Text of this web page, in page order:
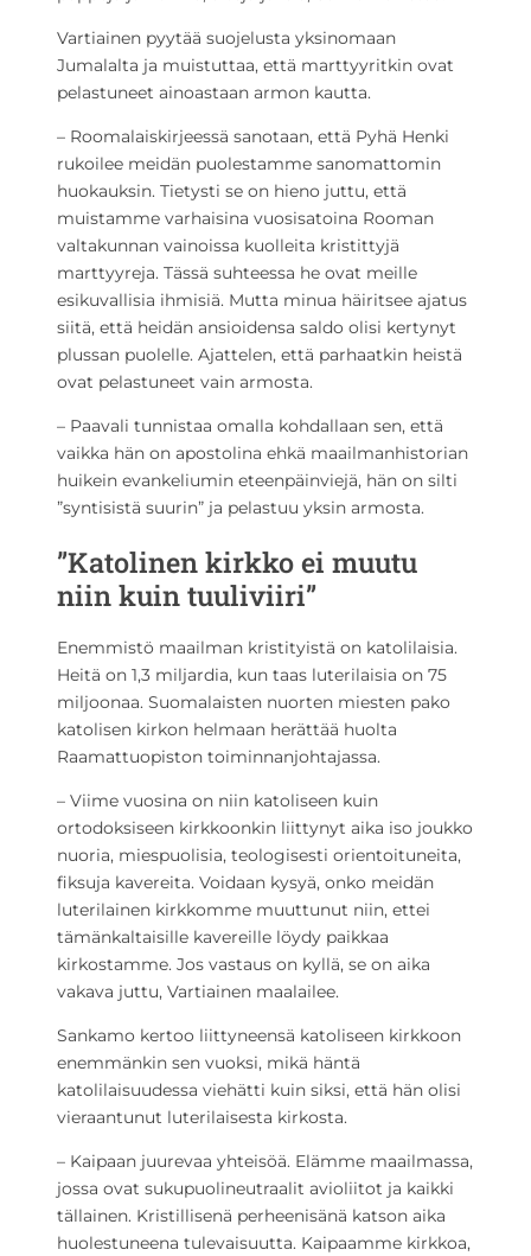
Vartiainen pyytää suojelusta yksinomaan
Jumalalta ja muistuttaa, että marttyyritkin ovat
pelastuneet ainoastaan armon kautta.
– Roomalaiskirjeessä sanotaan, että Pyhä Henki
rukoilee meidän puolestamme sanomattomin
huokauksin. Tietysti se on hieno juttu, että
muistamme varhaisina vuosisatoina Rooman
valtakunnan vainoissa kuolleita kristittyjä
marttyyreja. Tässä suhteessa he ovat meille
esikuvallisia ihmisiä. Mutta minua häiritsee ajatus
siitä, että heidän ansioidensa saldo olisi kertynyt
plussan puolelle. Ajattelen, että parhaatkin heistä
ovat pelastuneet vain armosta.
– Paavali tunnistaa omalla kohdallaan sen, että
vaikka hän on apostolina ehkä maailmanhistorian
huikein evankeliumin eteenpäinviejä, hän on silti
”syntisistä suurin” ja pelastuu yksin armosta.
”Katolinen kirkko ei muutu
niin kuin tuuliviiri”
Enemmistö maailman kristityistä on katolilaisia.
Heitä on 1,3 miljardia, kun taas luterilaisia on 75
miljoonaa. Suomalaisten nuorten miesten pako
katolisen kirkon helmaan herättää huolta
Raamattuopiston toiminnanjohtajassa.
– Viime vuosina on niin katoliseen kuin
ortodoksiseen kirkkoonkin liittynyt aika iso joukko
nuoria, miespuolisia, teologisesti orientoituneita,
fiksuja kavereita. Voidaan kysyä, onko meidän
luterilainen kirkkomme muuttunut niin, ettei
tämänkaltaisille kavereille löydy paikkaa
kirkostamme. Jos vastaus on kyllä, se on aika
vakava juttu, Vartiainen maalailee.
Sankamo kertoo liittyneensä katoliseen kirkkoon
enemmänkin sen vuoksi, mikä häntä
katolilaisuudessa viehätti kuin siksi, että hän olisi
vieraantunut luterilaisesta kirkosta.
– Kaipaan juurevaa yhteisöä. Elämme maailmassa,
jossa ovat sukupuolineutraalit avioliitot ja kaikki
tällainen. Kristillisenä perheenisänä katson aika
huolestuneena tulevaisuutta. Kaipaamme kirkkoa,